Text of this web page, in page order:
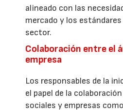
alineado con las
mercado y los estándares
sector.
Colaboración entre el
empresa
Los responsables de la
el papel de la
sociales y empresas